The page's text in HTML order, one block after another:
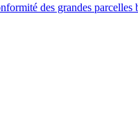
des grandes parcelles